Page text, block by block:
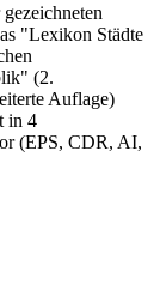
"Lexikon Städte
(2.
Auflage)
in 4
(EPS, CDR, AI,